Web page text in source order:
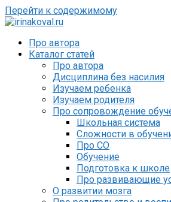
Перейти к содержимому
Про автора
Каталог статей
Про автора
Дисциплина без насилия
Изучаем ребенка
Изучаем родителя
Про сопровождение
Школьная система
Сложности в
Про СО
Обучение
Подготовка к школе
Про развивающие
О развитии мозга